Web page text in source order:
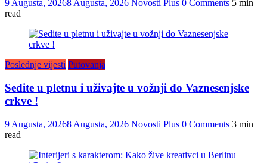
9 Augusta, 20268 Augusta, 2026 Novosti Plus 0 Comments 5 min
read
Poslednje vijesti Putovanja
Sedite u pletnu i uživajte u vožnji do Vaznesenjske
crkve !
9 Augusta, 20268 Augusta, 2026 Novosti Plus 0 Comments 3 min
read